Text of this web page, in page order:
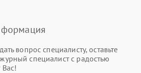
вопрос специалисту, оставьте
специалист с радостью
Вас!